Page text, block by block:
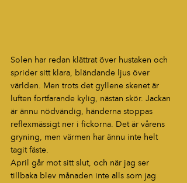
Solen har redan klättrat över hustaken och
sprider sitt klara, bländande ljus över
världen. Men trots det gyllene skenet är
luften fortfarande kylig, nästan skör. Jackan
är ännu nödvändig, händerna stoppas
reflexmässigt ner i fickorna. Det är vårens
gryning, men värmen har ännu inte helt
tagit fäste.
April går mot sitt slut, och när jag ser
tillbaka blev månaden inte alls som jag